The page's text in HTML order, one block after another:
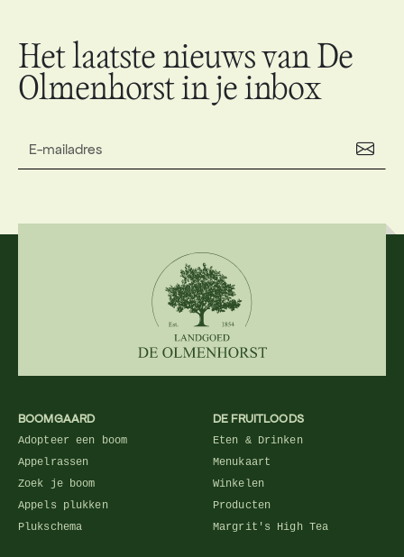
Het laatste nieuws van De
Olmenhorst in je inbox
BOOMGAARD
Adopteer een boom
Appelrassen
Zoek je boom
Appels plukken
Plukschema
DE FRUITLOODS
Eten & Drinken
Menukaart
Winkelen
Producten
Margrit's High Tea